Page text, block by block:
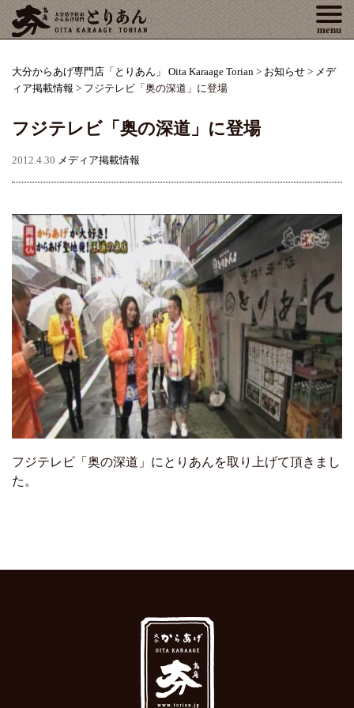
menu
大分からあげ専門店「とりあん」 Oita Karaage Torian > お知らせ > メデ
ィア掲載情報 > フジテレビ「奥の深道」に登場
フジテレビ「奥の深道」に登場
2012.4.30 メディア掲載情報
フジテレビ「奥の深道」にとりあんを取り上げて頂きまし
た。